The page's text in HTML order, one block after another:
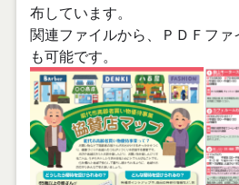
布しています。
関連ファイルから、ＰＤＦファ
も可能です。